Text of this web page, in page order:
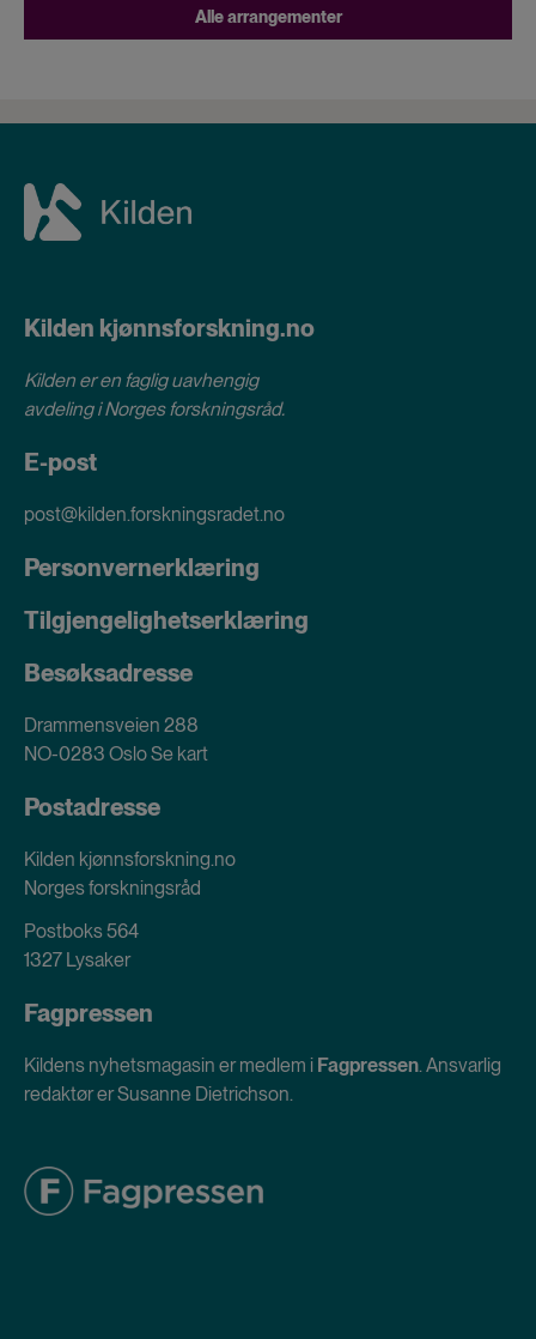
Alle arrangementer
Kilden kjønnsforskning.no
Kilden er en faglig uavhengig
avdeling iNorges forskningsråd.
E-post
post@kilden.forskningsradet.no
Personvernerklæring
Tilgjengelighetserklæring
Besøksadresse
Drammensveien 288
NO-0283 OsloSe kart
Postadresse
Kilden kjønnsforskning.no
Norges forskningsråd
Postboks 564
1327 Lysaker
Fagpressen
Kildens nyhetsmagasin er medlem i Fagpressen. Ansvarlig
redaktør er Susanne Dietrichson.